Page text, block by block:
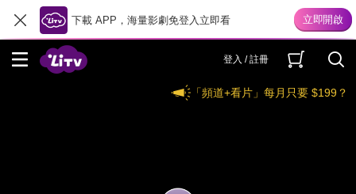
下載 APP，海量影劇免登入立即看
登入 / 註冊
「頻道+看片」每月只要 $199？